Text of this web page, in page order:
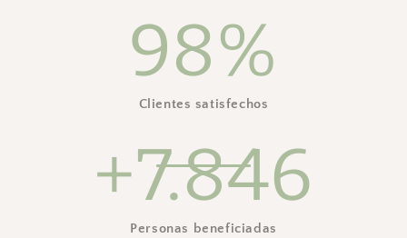
98%
Clientes satisfechos
+7.846
Personas beneficiadas